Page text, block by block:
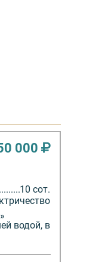
000
10 сот.
водой, в